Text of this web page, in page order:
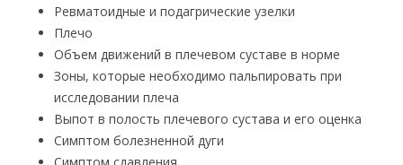
Ревматоидные и подагрические узелки
Плечо
Объем движений в плечевом суставе в норме
Зоны, которые необходимо пальпировать при
исследовании плеча
Выпот в полость плечевого сустава и его оценка
Симптом болезненной дуги